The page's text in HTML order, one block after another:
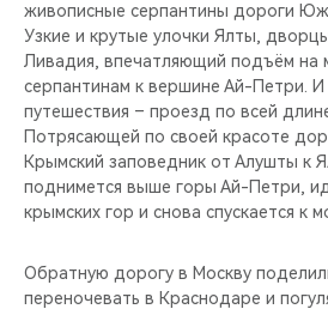
живописные серпантины дороги
Узкие и крутые улочки Ялты,
Ливадия, впечатляющий подъём на
серпантинам к вершине Ай-Петри.
путешествия – проезд по всей
Потрясающей по своей красоте
Крымский заповедник от Алушты к
поднимется выше горы Ай-Петри,
крымских гор и снова спускается к
Обратную дорогу в Москву
переночевать в Краснодаре и